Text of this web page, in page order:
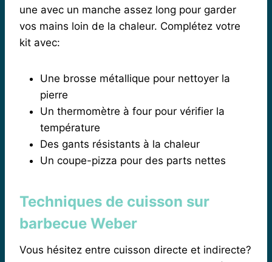
une avec un manche assez long pour garder
vos mains loin de la chaleur. Complétez votre
kit avec:
Une brosse métallique pour nettoyer la
pierre
Un thermomètre à four pour vérifier la
température
Des gants résistants à la chaleur
Un coupe-pizza pour des parts nettes
Techniques de cuisson sur
barbecue Weber
Vous hésitez entre cuisson directe et indirecte?